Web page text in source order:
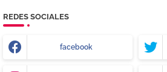
REDES SOCIALES
facebook